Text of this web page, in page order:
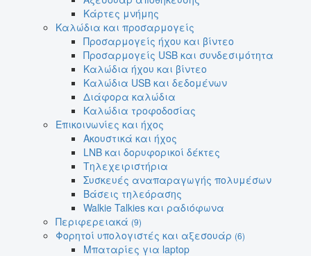
Κάρτες μνήμης
Καλώδια και προσαρμογείς
Προσαρμογείς ήχου και βίντεο
Προσαρμογείς USB και συνδεσιμότητα
Καλώδια ήχου και βίντεο
Καλώδια USB και δεδομένων
Διάφορα καλώδια
Καλώδια τροφοδοσίας
Επικοινωνίες και ήχος
Ακουστικά και ήχος
LNB και δορυφορικοί δέκτες
Τηλεχειριστήρια
Συσκευές αναπαραγωγής πολυμέσων
Βάσεις τηλεόρασης
Walkie Talkies και ραδιόφωνα
Περιφερειακά (9)
Φορητοί υπολογιστές και αξεσουάρ (6)
Μπαταρίες για laptop